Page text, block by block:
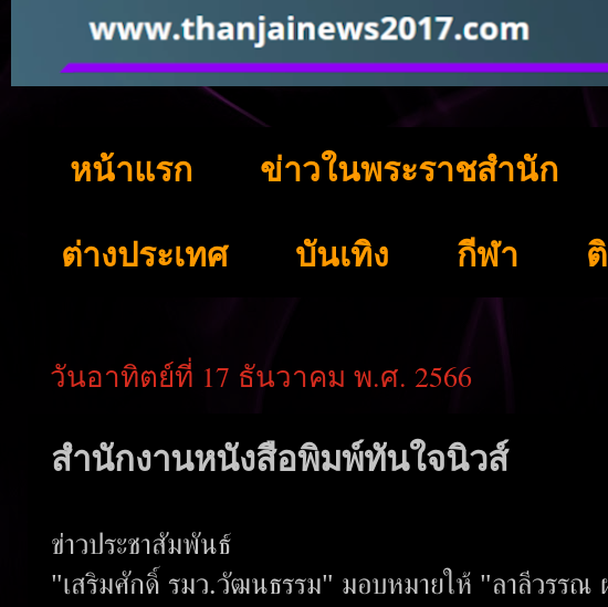
หน้าแรก ข่าวในพระราชสำนัก
ต่างประเทศ บันเทิง กีฬา
วันอาทิตย์ที่ 17 ธันวาคม พ.ศ. 2566
สำนักงานหนังสือพิมพ์ทันใจนิวส์
ข่าวประชาสัมพันธ์
"เสริมศักดิ์ รมว.วัฒนธรรม" มอบหมายให้ "ลาลีวรรณ